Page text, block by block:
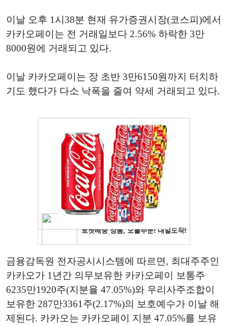
이날 오후 1시38분 현재 유가증권시장(코스피)에서
카카오페이는 전 거래일보다 2.56% 하락한 3만
8000원에 거래되고 있다.
이날 카카오페이는 장 초반 3만6150원까지 터치하
기도 했다가 다소 낙폭을 줄여 약세 거래되고 있다.
금융감독원 전자공시시스템에 따르면, 최대주주인
카카오가 1년간 의무보유한 카카오페이 보통주
6235만1920주(지분율 47.05%)와 우리사주조합이
보유한 287만3361주(2.17%)의 보호예수가 이날 해
제된다. 카카오는 카카오페이 지분 47.05%를 보유